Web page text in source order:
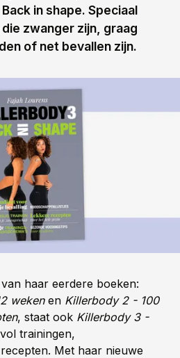
in shape. Speciaal
zwanger zijn, graag
of net bevallen zijn.
haar eerdere boeken:
wekenen Killerbody 2 - 100
, staat ook Killerbody 3 -
trainingen,
Met haar nieuwe